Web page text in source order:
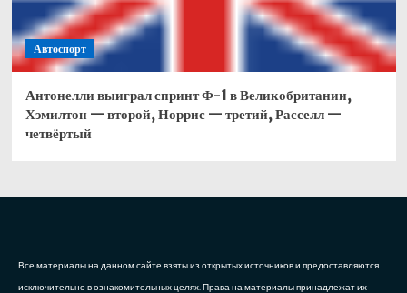
Автоспорт
Антонелли выиграл спринт Ф-1 в Великобритании,
Хэмилтон — второй, Норрис — третий, Расселл —
четвёртый
Все материалы на данном сайте взяты из открытых источников и предоставляются
исключительно в ознакомительных целях. Права на материалы принадлежат их